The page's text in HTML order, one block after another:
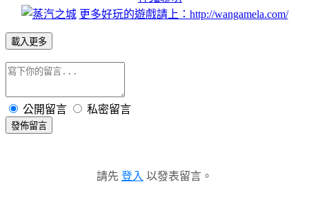
更多好玩的遊戲請上：http://wangamela.com/
載入更多
公開留言 私密留言
發佈留言
請先 登入 以發表留言。